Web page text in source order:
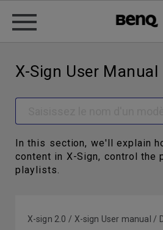
X-Sign User Manual
In this section, we'll explain
content in X-Sign, control the
playlists.
X-sign 2.0 / X-sign User manual /